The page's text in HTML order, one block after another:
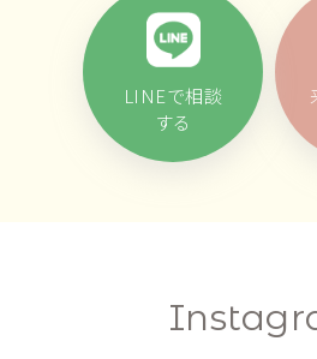
LINEで相談
する